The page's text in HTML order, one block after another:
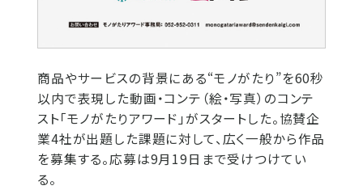
商品やサービスの背景にある“モノがたり”を60秒
以内で表現した動画・コンテ（絵・写真）のコンテ
スト「モノがたりアワード」がスタートした。協賛企
業4社が出題した課題に対して、広く一般から作品
を募集する。応募は9月19日まで受けつけてい
る。